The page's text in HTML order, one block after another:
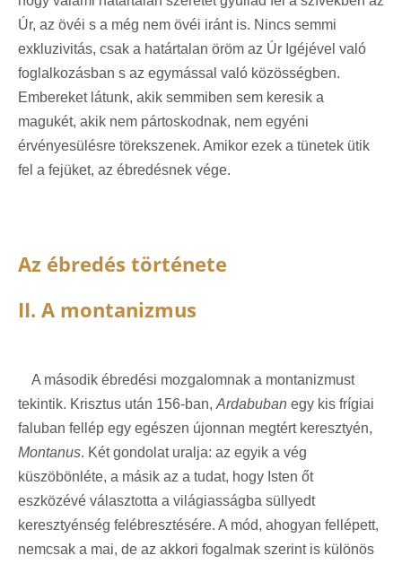
Úr, az övéi s a még nem övéi iránt is. Nincs semmi
exkluzivitás, csak a határtalan öröm az Úr Igéjével való
foglalkozásban s az egymással való közösségben.
Embereket látunk, akik semmiben sem keresik a
magukét, akik nem pártoskodnak, nem egyéni
érvényesülésre törekszenek. Amikor ezek a tünetek ütik
fel a fejüket, az ébredésnek vége.
Az ébredés története
II. A montanizmus
A második ébredési mozgalomnak a montanizmust
tekintik. Krisztus után 156-ban, Ardabuban egy kis frígiai
faluban fellép egy egészen újonnan megtért keresztyén,
Montanus. Két gondolat uralja: az egyik a vég
küszöbönléte, a másik az a tudat, hogy Isten őt
eszközévé választotta a világiasságba süllyedt
keresztyénség felébresztésére. A mód, ahogyan fellépett,
nemcsak a mai, de az akkori fogalmak szerint is különös